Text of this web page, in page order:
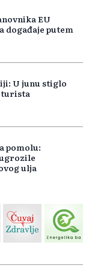
EU
događaje putem
U junu stiglo
turista
pomolu:
ulja